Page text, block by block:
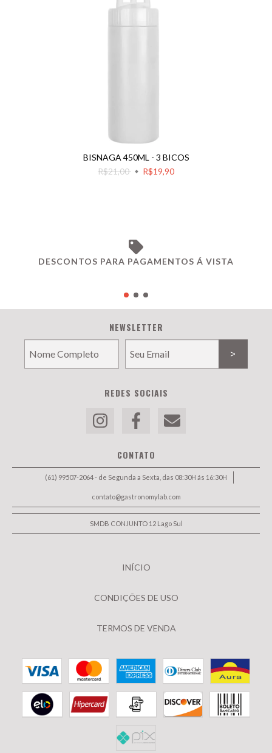
BISNAGA 450ML - 3 BICOS
R$21,00
R$19,90
DESCONTOS PARA PAGAMENTOS Á VISTA
NEWSLETTER
REDES SOCIAIS
CONTATO
(61) 99507-2064 - de Segunda a Sexta, das 08:30H ás 16:30H
contato@gastronomylab.com
SMDB CONJUNTO 12 Lago Sul
INÍCIO
CONDIÇÕES DE USO
TERMOS DE VENDA